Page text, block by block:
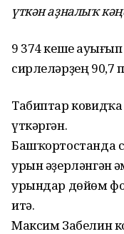
үткән аҙналыҡ
9 374 кеше
сирлеләрҙең 90,7
Табиптар
үткәргән.
Башҡортостанда
урын әҙерләнгән
урындар дөйөм
итә.
Максим Забелин